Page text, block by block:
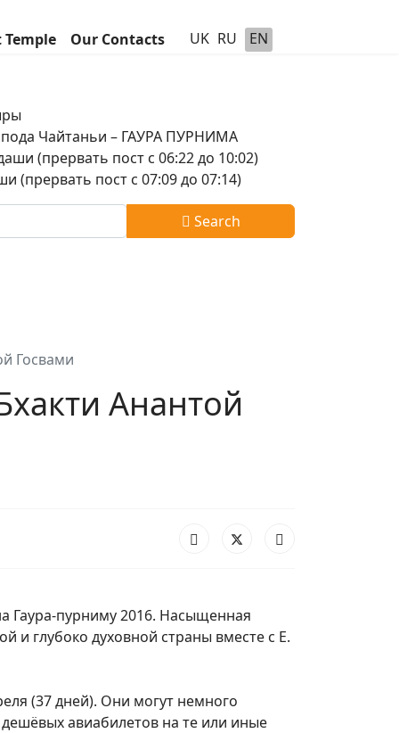
Temple Our Contacts UK RU EN
Чайтаньи – ГАУРА ПУРНИМА
(прервать пост с 06:22 до 10:02)
(прервать пост с 07:09 до 07:14)
Search
Госвами
Анантой
Гаура-пурниму 2016. Насыщенная
и глубоко духовной страны вместе с Е.
(37 дней). Они могут немного
дешёвых авиабилетов на те или иные